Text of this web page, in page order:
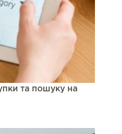
та пошуку на